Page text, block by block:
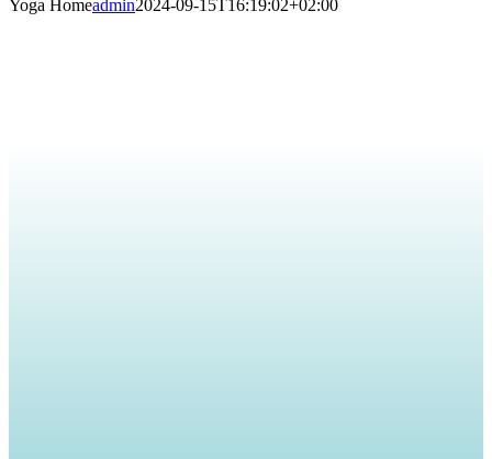
Yoga Homeadmin2024-09-15T16:19:02+02:00